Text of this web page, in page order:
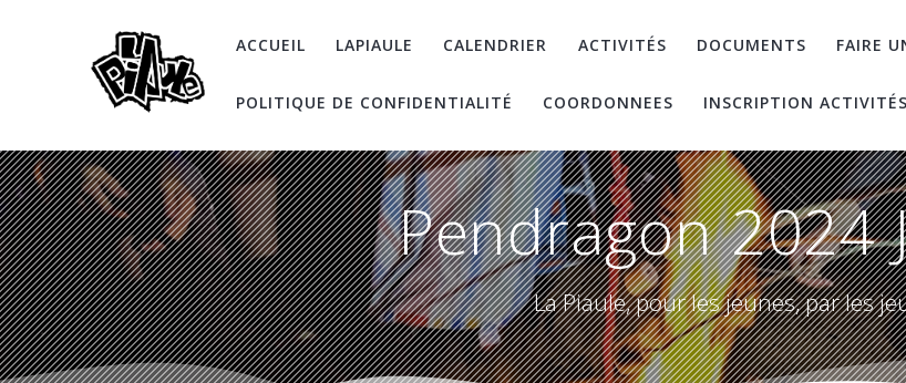
ACCUEIL LAPIAULE CALENDRIER ACTIVITÉS DOCUMENTS FAIRE
POLITIQUE DE CONFIDENTIALITÉ COORDONNEES INSCRIPTION ACTIVITÉS
Pendragon 2024
La Piaule, pour les jeunes, par les